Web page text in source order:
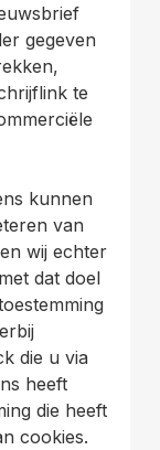
gegeven
te
kunnen
van
wij echter
dat doel
die u via
heeft
die heeft
cookies.